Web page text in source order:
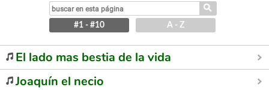
⚲
#1 - #10 A - Z
El lado mas bestia de la vida
Joaquín el necio